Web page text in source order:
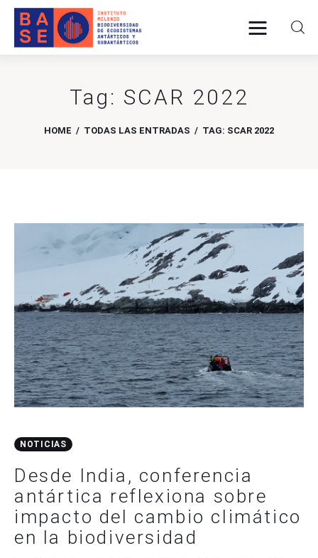
Tag: SCAR 2022
HOME TODAS LAS ENTRADAS TAG: SCAR 2022
INICIO
COLABORACIÓN
COMUNICACIONES
CONTACTO
NOTICIAS
Desde India, conferencia
antártica reflexiona sobre
impacto del cambio climático
en la biodiversidad